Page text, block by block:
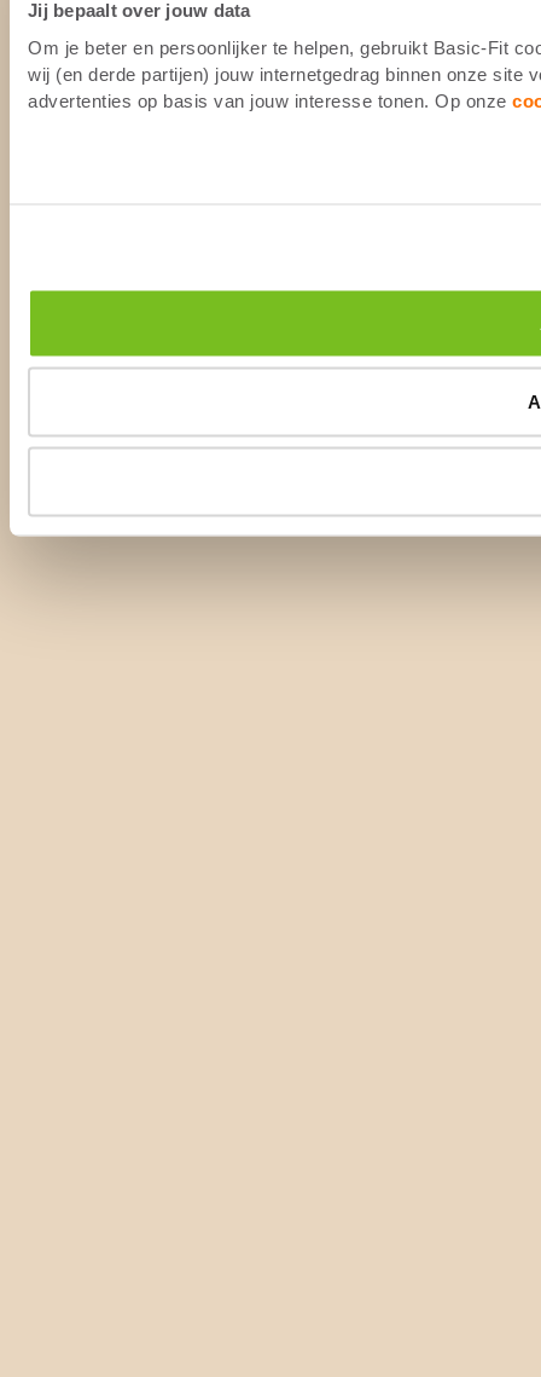
Jij bepaalt over jouw data
Om je beter en persoonlijker te helpen, gebruikt Basic-Fit
wij (en derde partijen) jouw internetgedrag binnen onze site
advertenties op basis van jouw interesse tonen. Op onze